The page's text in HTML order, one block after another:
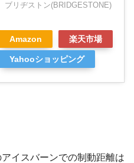
ブリヂストン(BRIDGESTONE)
Amazon 楽天市場
Yahooショッピング
イスバーンでの制動距離は